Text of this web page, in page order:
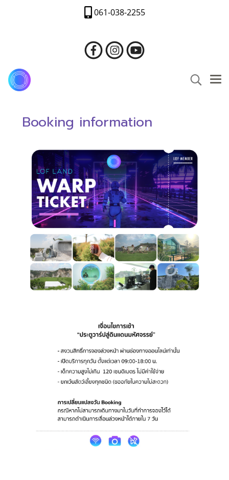
061-038-2255
Booking information